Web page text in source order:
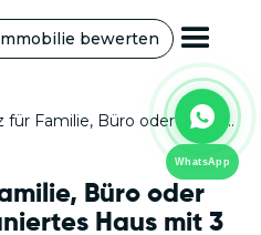
bewerten
Viel Platz für Familie, Büro oder Vermietung - saniertes Haus mit 3 Wohnungen
Büro oder
Haus mit 3
WhatsApp